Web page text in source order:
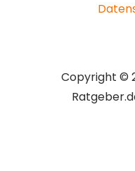
Copyright ©